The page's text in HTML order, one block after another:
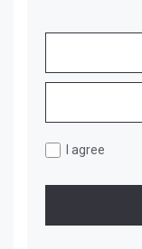
I agree